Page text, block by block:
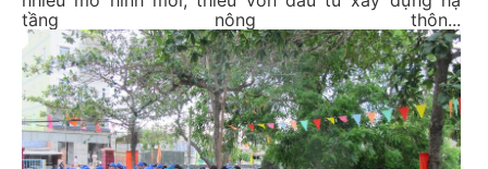
tầng nông thôn...